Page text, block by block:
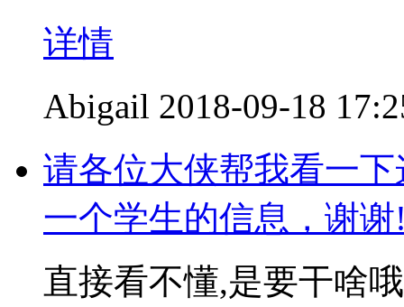
详情
Abigail 2018-09-18
请各位大侠帮我看一
一个学生的信息，谢谢
直接看不懂,是要干啥哦